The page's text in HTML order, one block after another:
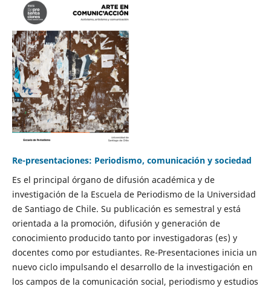
Re-presentaciones: Periodismo, comunicación y sociedad
Es el principal órgano de difusión académica y de
investigación de la Escuela de Periodismo de la Universidad
de Santiago de Chile. Su publicación es semestral y está
orientada a la promoción, difusión y generación de
conocimiento producido tanto por investigadoras (es) y
docentes como por estudiantes. Re-Presentaciones inicia un
nuevo ciclo impulsando el desarrollo de la investigación en
los campos de la comunicación social, periodismo y estudios